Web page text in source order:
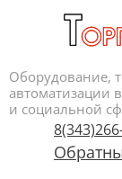
Оборудование,
автоматизации
и социальной